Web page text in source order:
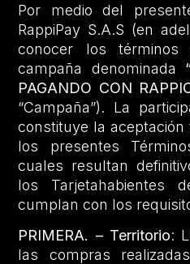
Por medio del
RappiPay S.A.S (en
conocer los
campaña denominada
PAGANDO CON
“Campaña”). La
constituye la aceptación
los presentes
cuales resultan
los Tarjetahabientes
cumplan con los
PRIMERA. – Territorio:
las compras